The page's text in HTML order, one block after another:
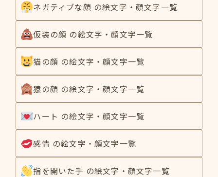
ネガティブな顔 の絵文字・顔文字一覧
仮装の顔 の絵文字・顔文字一覧
猫の顔 の絵文字・顔文字一覧
猿の顔 の絵文字・顔文字一覧
ハート の絵文字・顔文字一覧
感情 の絵文字・顔文字一覧
指を開いた手 の絵文字・顔文字一覧